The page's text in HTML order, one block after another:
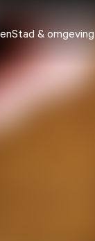
Stad & omgeving